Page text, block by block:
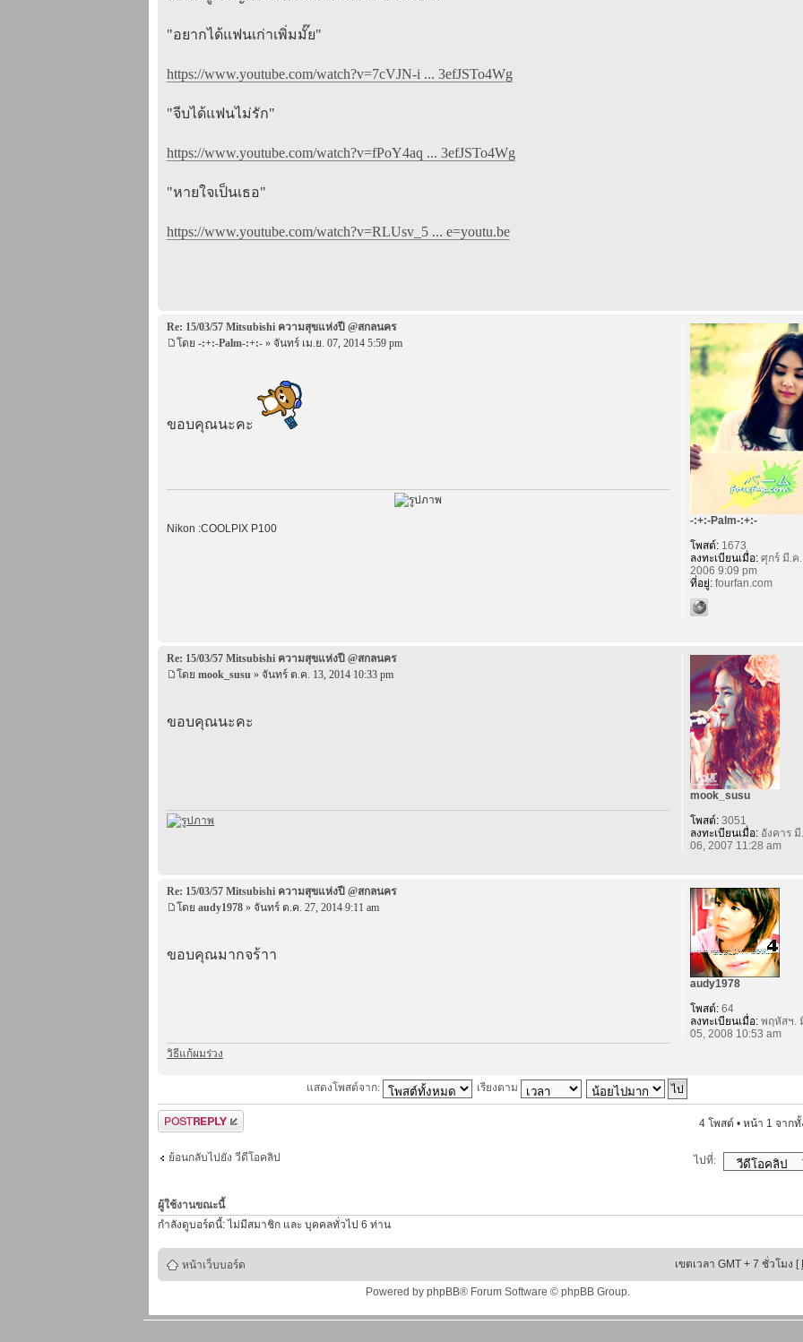
"อยากได้แฟนเก่าเพิ่มมั๊ย"
https://www.youtube.com/watch?v=7cVJN-i ... 3efJSTo4Wg
"จีบได้แฟนไม่รัก"
https://www.youtube.com/watch?v=fPoY4aq ... 3efJSTo4Wg
"หายใจเป็นเธอ"
https://www.youtube.com/watch?v=RLUsv_5 ... e=youtu.be
Re: 15/03/57 Mitsubishi ความสุขแห่งปี @สกลนคร
โดย -:+:-Palm-:+:- » จันทร์ เม.ย. 07, 2014 5:59 pm
ขอบคุณนะคะ
Nikon :COOLPIX P100
-:+:-Palm-:+:-
โพสต์:1673
ลงทะเบียนเมื่อ:ศุกร์ มี.ค.
2006 9:09 pm
ที่อยู่:fourfan.com
Re: 15/03/57 Mitsubishi ความสุขแห่งปี @สกลนคร
โดย mook_susu » จันทร์ ต.ค. 13, 2014 10:33 pm
ขอบคุณนะคะ
mook_susu
โพสต์:3051
ลงทะเบียนเมื่อ:อังคาร มี.
06, 2007 11:28 am
Re: 15/03/57 Mitsubishi ความสุขแห่งปี @สกลนคร
โดย audy1978 » จันทร์ ต.ค. 27, 2014 9:11 am
ขอบคุณมากจร้าา
วิธีแก้ผมร่วง
audy1978
โพสต์:64
ลงทะเบียนเมื่อ:พฤหัสฯ.
05, 2008 10:53 am
แสดงโพสต์จาก: เรียงตาม
ตอบกระทู้ 4 โพสต์ • หน้า 1 จาก
ย้อนกลับไปยัง วีดีโอคลิป ไปที่:
ผู้ใช้งานขณะนี้
กำลังดูบอร์ดนี้: ไม่มีสมาชิก และ บุคคลทั่วไป 6 ท่าน
หน้าเว็บบอร์ด เขตเวลา GMT + 7 ชั่วโมง [
Powered by phpBB® Forum Software © phpBB Group.